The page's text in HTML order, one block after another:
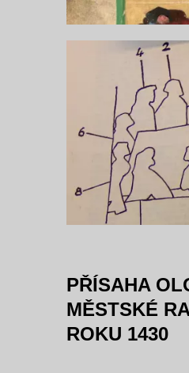
PŘÍSAHA
MĚSTSKÉ
ROKU 1430